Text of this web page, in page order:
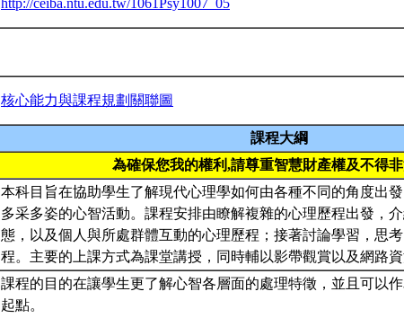
http://ceiba.ntu.edu.tw/1061Psy1007_05
核心能力與課程規劃關聯圖
課程大綱
為確保您我的權利,請尊重智慧財產權及不得
本科目旨在協助學生了解現代心理學如何由各種不同的角度出
多采多姿的心智活動。課程安排由瞭解複雜的心理歷程出發，
態，以及個人與所處群體互動的心理歷程；接著討論學習，思
程。主要的上課方式為課堂講授，同時輔以影帶觀賞以及網路資
課程的目的在讓學生更了解心智各層面的處理特徵，並且可以
起點。